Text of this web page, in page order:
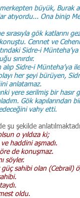
büyük, Burak
atıyordu... Ona binip
sırasıyla gök katlarını
konuştu. Cennet ve
Sidre-i
sınırdır.
Sidre-i Münteha’ya
her şeyi bürüyen,
anlatamaz.
yere serilmiş bir
Gök kapılarından
vahy etti.
şu şekilde
o yıldıza ki;
haddini aşmadı.
de konuşmaz.
söyler.
güç sahibi olan (Cebrail)
oldu.